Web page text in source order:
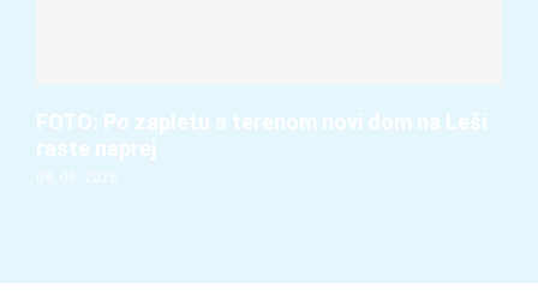
FOTO: Po zapletu s terenom novi dom na Leši
raste naprej
09. 08. 2026